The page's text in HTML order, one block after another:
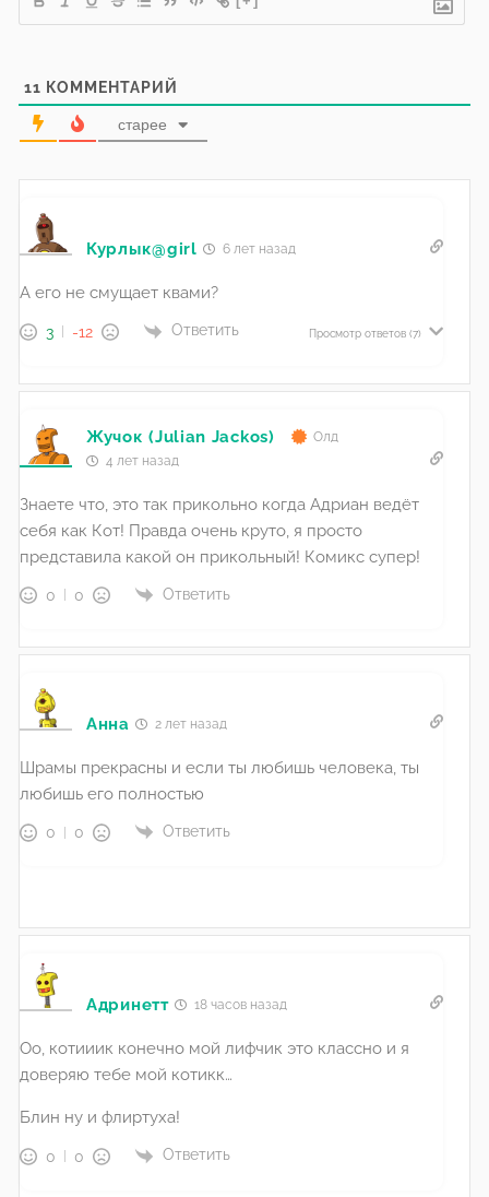
11 КОММЕНТАРИЙ
старее
Курлык@girl 6 лет назад
А его не смущает квами?
3 -12 Ответить Просмотр ответов (7)
Жучок (Julian Jackos)
Олд
4 лет назад
Знаете что, это так прикольно когда Адриан ведёт
себя как Кот! Правда очень круто, я просто
представила какой он прикольный! Комикс супер!
0 0 Ответить
Анна 2 лет назад
Шрамы прекрасны и если ты любишь человека, ты
любишь его полностью
0 0 Ответить
Адринетт 18 часов назад
Оо, котииик конечно мой лифчик это классно и я
доверяю тебе мой котикк…
Блин ну и флиртуха!
0 0 Ответить